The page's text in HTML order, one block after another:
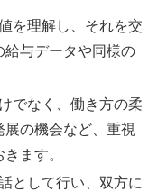
を理解し、それを交
給与データや同様の
でなく、働き方の柔
の機会など、重視
ます。
として行い、双方に